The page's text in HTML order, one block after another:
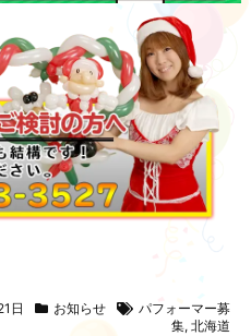
日 お知らせ
パフォーマー募
集, 北海道